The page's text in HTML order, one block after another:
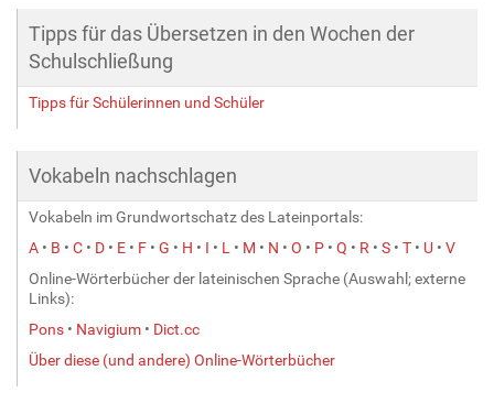
Tipps für das Übersetzen in den Wochen der
Schulschließung
Tipps für Schülerinnen und Schüler
Vokabeln nachschlagen
Vokabeln im Grundwortschatz des Lateinportals:
A • B • C • D • E • F • G • H • I • L • M • N • O • P • Q • R • S • T • U • V
Online-Wörterbücher der lateinischen Sprache (Auswahl; externe
Links):
Pons • Navigium • Dict.cc
Über diese (und andere) Online-Wörterbücher